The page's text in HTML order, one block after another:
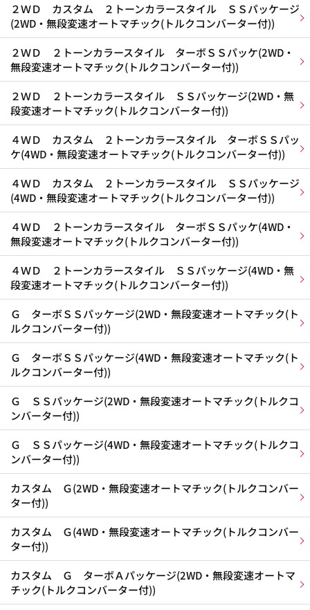
２ＷＤ カスタム ２トーンカラースタイル ＳＳパッケージ
(2WD・無段変速オートマチック(トルクコンバーター付))
２ＷＤ ２トーンカラースタイル ターボＳＳパッケ(2WD・
無段変速オートマチック(トルクコンバーター付))
２ＷＤ ２トーンカラースタイル ＳＳパッケージ(2WD・無
段変速オートマチック(トルクコンバーター付))
４ＷＤ カスタム ２トーンカラースタイル ターボＳＳパッ
ケ(4WD・無段変速オートマチック(トルクコンバーター付))
４ＷＤ カスタム ２トーンカラースタイル ＳＳパッケージ
(4WD・無段変速オートマチック(トルクコンバーター付))
４ＷＤ ２トーンカラースタイル ターボＳＳパッケ(4WD・
無段変速オートマチック(トルクコンバーター付))
４ＷＤ ２トーンカラースタイル ＳＳパッケージ(4WD・無
段変速オートマチック(トルクコンバーター付))
Ｇ ターボＳＳパッケージ(2WD・無段変速オートマチック(ト
ルクコンバーター付))
Ｇ ターボＳＳパッケージ(4WD・無段変速オートマチック(ト
ルクコンバーター付))
Ｇ ＳＳパッケージ(2WD・無段変速オートマチック(トルクコ
ンバーター付))
Ｇ ＳＳパッケージ(4WD・無段変速オートマチック(トルクコ
ンバーター付))
カスタム Ｇ(2WD・無段変速オートマチック(トルクコンバー
ター付))
カスタム Ｇ(4WD・無段変速オートマチック(トルクコンバー
ター付))
カスタム Ｇ ターボＡパッケージ(2WD・無段変速オートマ
チック(トルクコンバーター付))